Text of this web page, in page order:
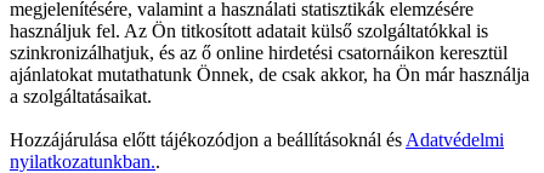
megjelenítésére, valamint a használati statisztikák elemzésére
használjuk fel. Az Ön titkosított adatait külső szolgáltatókkal is
szinkronizálhatjuk, és az ő online hirdetési csatornáikon keresztül
ajánlatokat mutathatunk Önnek, de csak akkor, ha Ön már használja
a szolgáltatásaikat.
Hozzájárulása előtt tájékozódjon a beállításoknál és Adatvédelmi
nyilatkozatunkban..